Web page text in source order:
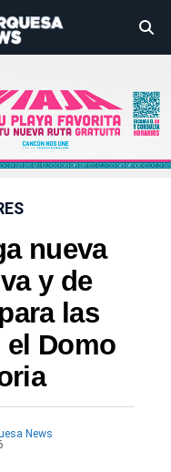
nueva
y de
las
el Domo
News